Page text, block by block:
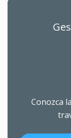
Conozca